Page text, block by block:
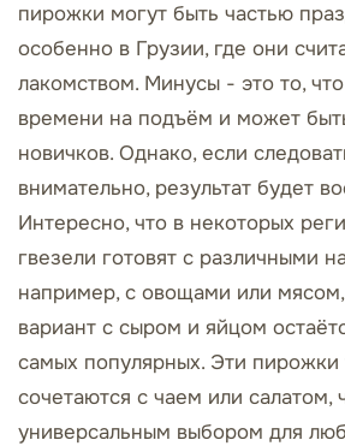
пирожки могут быть частью
особенно в Грузии, где они
лакомством. Минусы - это то,
времени на подъём и может
новичков. Однако, если
внимательно, результат будет
Интересно, что в некоторых
гвезели готовят с различными
например, с овощами или
вариант с сыром и яйцом
самых популярных. Эти
сочетаются с чаем или салатом,
универсальным выбором для